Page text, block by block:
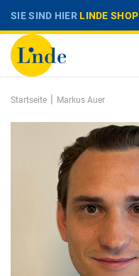
SIE SIND HIERLINDE SHOP
Startseite | Markus Auer